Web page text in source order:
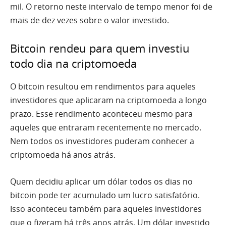
mil. O retorno neste intervalo de tempo menor foi de
mais de dez vezes sobre o valor investido.
Bitcoin rendeu para quem investiu
todo dia na criptomoeda
O bitcoin resultou em rendimentos para aqueles
investidores que aplicaram na criptomoeda a longo
prazo. Esse rendimento aconteceu mesmo para
aqueles que entraram recentemente no mercado.
Nem todos os investidores puderam conhecer a
criptomoeda há anos atrás.
Quem decidiu aplicar um dólar todos os dias no
bitcoin pode ter acumulado um lucro satisfatório.
Isso aconteceu também para aqueles investidores
que o fizeram há três anos atrás. Um dólar investido